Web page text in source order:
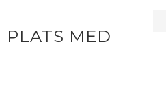
PLATS MED